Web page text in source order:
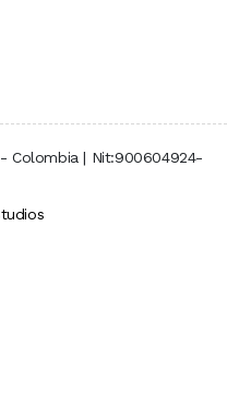
Colombia | Nit:900604924-